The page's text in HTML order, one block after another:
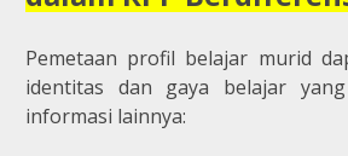
Pemetaan profil belajar murid
identitas dan gaya belajar
informasi lainnya: